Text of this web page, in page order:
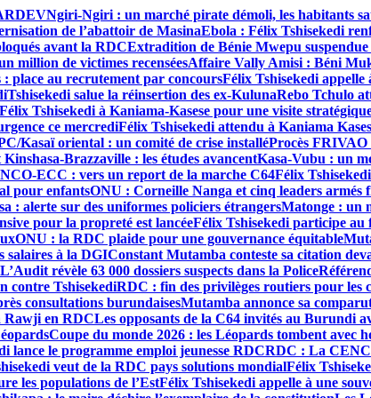
Ngiri-Ngiri : un marché pirate démoli, les habitants
de l’abattoir de MasinaEbola : Félix Tshisekedi
avant la RDCExtradition de Bénie Mwepu
million de victimes recenséesAffaire Vally Amisi : Béni
place au recrutement par concoursFélix Tshisekedi appelle
Tshisekedi salue la réinsertion des ex-KulunaRebo Tchulo
Félix Tshisekedi à Kaniama-Kasese pour une visite
ce mercrediFélix Tshisekedi attendu à Kaniama
Kasaï oriental : un comité de crise installéProcès
Kinshasa-Brazzaville : les études avancentKasa-Vubu : un
ECC : vers un report de la marche C64Félix
pour enfantsONU : Corneille Nanga et cinq leaders armés
: alerte sur des uniformes policiers étrangersMatonge : un
pour la propreté est lancéeFélix Tshisekedi participe au
ONU : la RDC plaide pour une gouvernance équitable
salaires à la DGIConstant Mutamba conteste sa citation
L’Audit révèle 63 000 dossiers suspects dans la Police
contre TshisekediRDC : fin des privilèges routiers pour les
consultations burundaisesMutamba annonce sa
Rawji en RDCLes opposants de la C64 invités au Burundi
Coupe du monde 2026 : les Léopards tombent avec
lance le programme emploi jeunesse RDCRDC : La
veut de la RDC pays solutions mondialFélix
les populations de l’EstFélix Tshisekedi appelle à une